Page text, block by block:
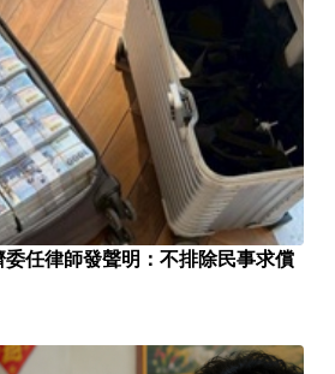
任律師發聲明：不排除民事求償